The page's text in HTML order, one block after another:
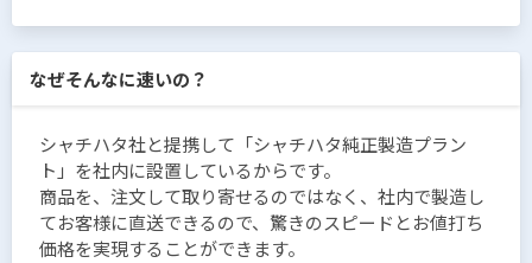
なぜそんなに速いの？
シャチハタ社と提携して「シャチハタ純正製造プラン
ト」を社内に設置しているからです。
商品を、注文して取り寄せるのではなく、社内で製造し
てお客様に直送できるので、驚きのスピードとお値打ち
価格を実現することができます。